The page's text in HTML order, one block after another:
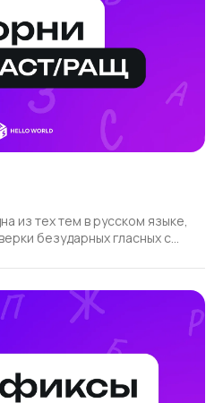
из тех тем в русском языке,
безударных гласных с